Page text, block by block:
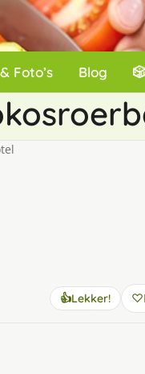
Foto’s Blog
👍Lekker!